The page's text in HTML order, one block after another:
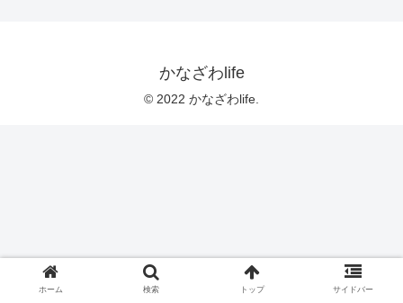
かなざわlife
© 2022 かなざわlife.
ホーム 検索 トップ サイドバー